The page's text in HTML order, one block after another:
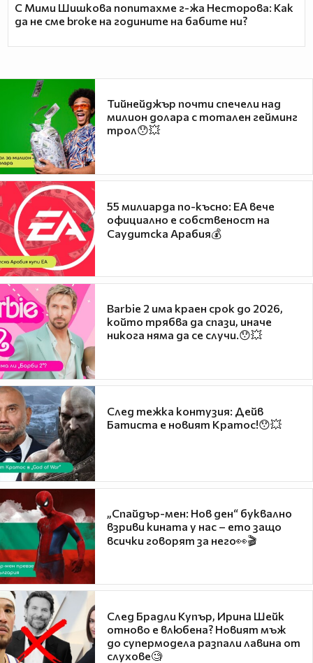
С Мими Шишкова попитахме г-жа Несторова: Как
да не сме broke на годините на бабите ни?
Тийнейджър почти спечели над
милион долара с тотален гейминг
трол😯💥
55 милиарда по-късно: EA вече
официално е собственост на
Саудитска Арабия💰
Barbie 2 има краен срок до 2026,
който трябва да спази, иначе
никога няма да се случи.😯💥
След тежка контузия: Дейв
Батиста е новият Кратос!😯💥
„Спайдър-мен: Нов ден“ буквално
взриви кината у нас – ето защо
всички говорят за него👀🎬
След Брадли Купър, Ирина Шейк
отново е влюбена? Новият мъж
до супермодела разпали лавина от
слухове🧐